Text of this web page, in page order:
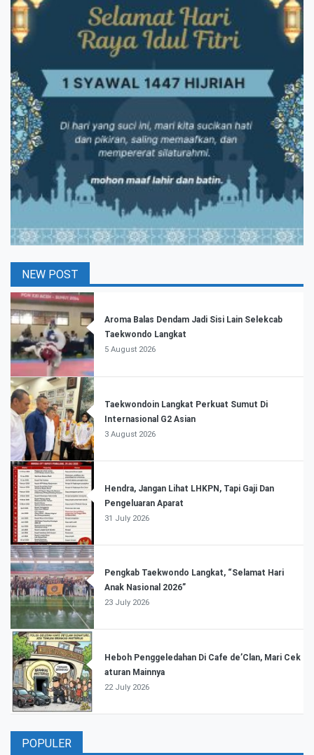
NEW POST
Aroma Balas Dendam Jadi Sisi Lain Selekcab
Taekwondo Langkat
5 August 2026
Taekwondoin Langkat Perkuat Sumut Di
Internasional G2 Asian
3 August 2026
Hendra, Jangan Lihat LHKPN, Tapi Gaji Dan
Pengeluaran Aparat
31 July 2026
Pengkab Taekwondo Langkat, “Selamat Hari
Anak Nasional 2026”
23 July 2026
Heboh Penggeledahan Di Cafe de’Clan, Mari Cek
aturan Mainnya
22 July 2026
POPULER